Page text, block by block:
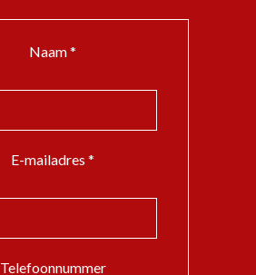
Naam *
E-mailadres *
Telefoonnummer